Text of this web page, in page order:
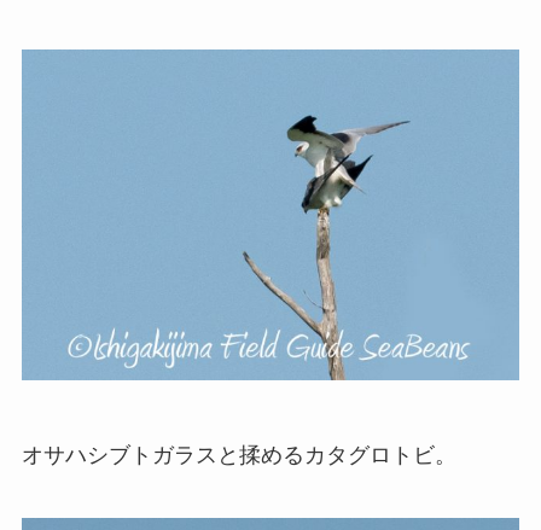
オサハシブトガラスと揉めるカタグロトビ。